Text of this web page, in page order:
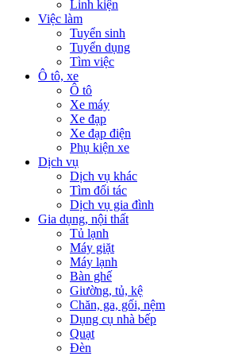
Linh kiện
Việc làm
Tuyển sinh
Tuyển dụng
Tìm việc
Ô tô, xe
Ô tô
Xe máy
Xe đạp
Xe đạp điện
Phụ kiện xe
Dịch vụ
Dịch vụ khác
Tìm đối tác
Dịch vụ gia đình
Gia dụng, nội thất
Tủ lạnh
Máy giặt
Máy lạnh
Bàn ghế
Giường, tủ, kệ
Chăn, ga, gối, nệm
Dụng cụ nhà bếp
Quạt
Đèn